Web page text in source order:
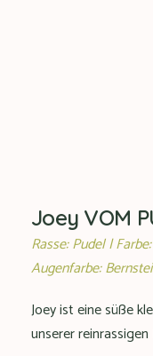
Joey VOM
Rasse: Pudel |
Augenfarbe:
Joey ist eine süße
unserer